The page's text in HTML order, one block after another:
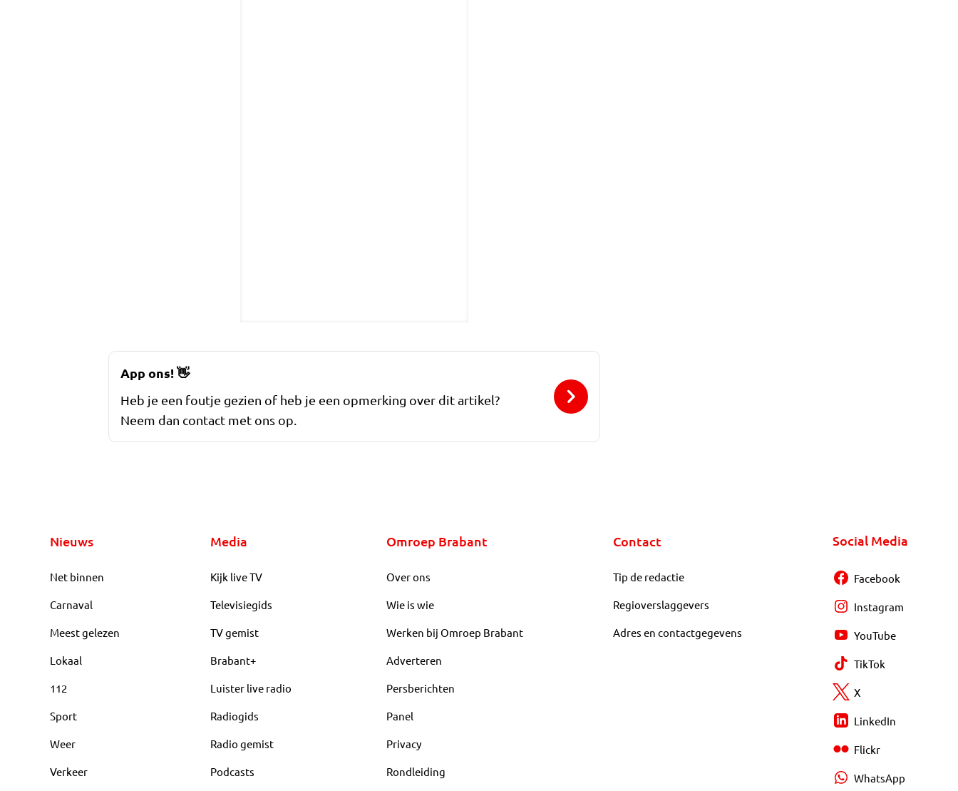
App ons!👋
Heb je een foutje gezien of heb je een opmerking over dit artikel?
Neem dan contact met ons op.
Nieuws
Net binnen
Carnaval
Meest gelezen
Lokaal
112
Sport
Weer
Verkeer
Media
Kijk live TV
Televisiegids
TV gemist
Brabant+
Luister live radio
Radiogids
Radio gemist
Podcasts
Omroep Brabant
Over ons
Wie is wie
Werken bij Omroep Brabant
Adverteren
Persberichten
Panel
Privacy
Rondleiding
Contact
Tip de redactie
Regioverslaggevers
Adres en contactgegevens
Social Media
Facebook
Instagram
YouTube
TikTok
X
LinkedIn
Flickr
WhatsApp